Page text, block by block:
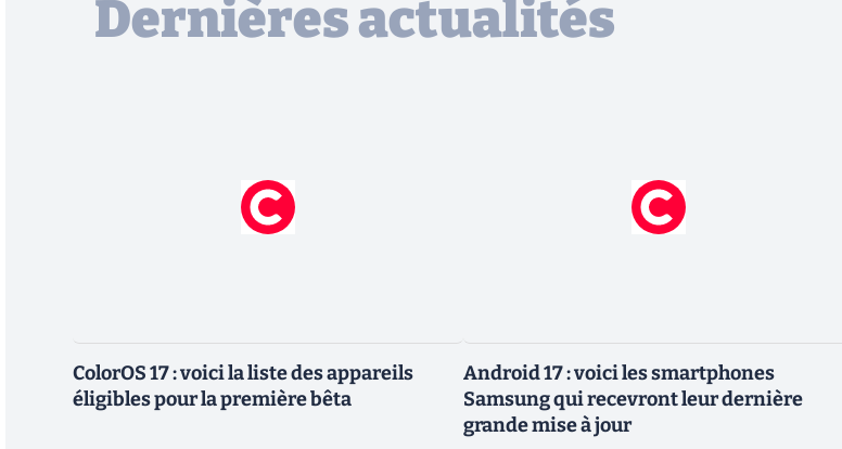
Dernières actualités
ColorOS 17 : voici la liste des appareils
éligibles pour la première bêta
Android 17 : voici les smartphones
Samsung qui recevront leur dernière
grande mise à jour